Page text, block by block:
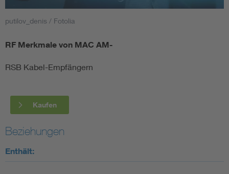
Smart Cities
DKE Fachinformationen im Kontext der Normung
Circular Economy für mehr Ressourceneffizienz
Cybersecurity in der Industrieautomatisierung
putilov_denis / Fotolia
RF Merkmale von MAC AM-
RSB Kabel-Empfängern
Kaufen
Beziehungen
Enthält: